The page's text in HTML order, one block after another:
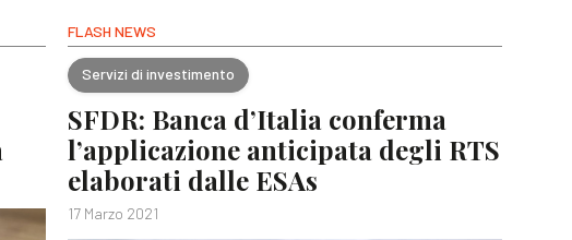
FLASH NEWS
Servizi di investimento
SFDR: Banca d’Italia conferma
l’applicazione anticipata degli RTS
elaborati dalle ESAs
17 Marzo 2021